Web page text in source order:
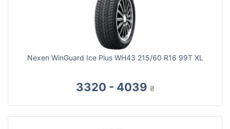
Nexen WinGuard Ice Plus WH43 215/60 R16 99T XL
3320 - 4039 ₴